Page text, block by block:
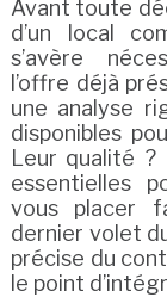
Avant toute
d’un local
s’avère
l’offre déjà
une analyse
disponibles
Leur qualité
essentielles
vous placer
dernier volet
précise du
le point